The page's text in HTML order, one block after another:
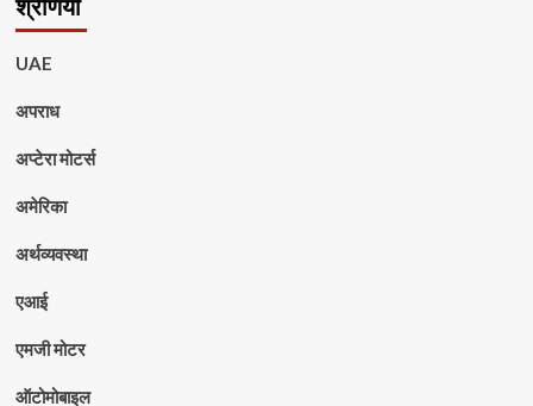
UAE
अपराध
अप्टेरा मोटर्स
अमेरिका
अर्थव्यवस्था
एआई
एमजी मोटर
ऑटोमोबाइल